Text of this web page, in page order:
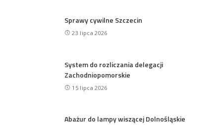
Sprawy cywilne Szczecin
23 lipca 2026
System do rozliczania delegacji
Zachodniopomorskie
15 lipca 2026
Abażur do lampy wiszącej Dolnośląskie